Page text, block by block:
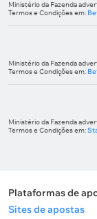
Ministério da Fazenda
Termos e Condições em:
Ministério da Fazenda
Termos e Condições em:
Ministério da Fazenda
Termos e Condições em:
Plataformas de
Sites de apostas